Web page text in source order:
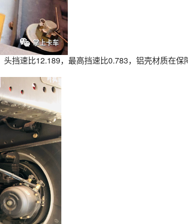
挡速比12.189，最高挡速比0.783，铝壳材质在保